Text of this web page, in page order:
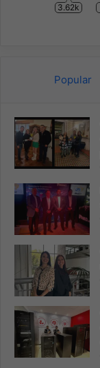
3.62k
Popular